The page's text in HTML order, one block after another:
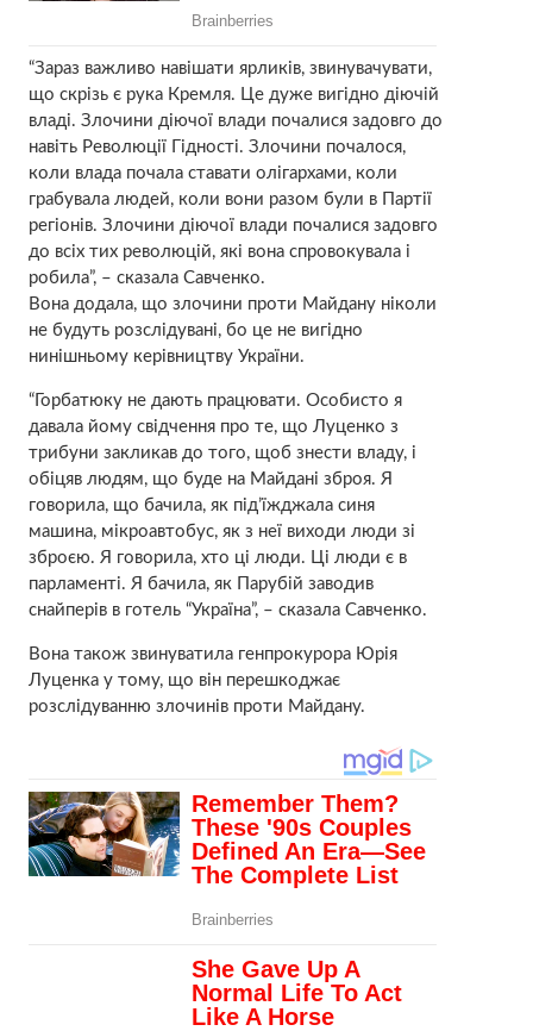
“Зараз важливо навішати ярликів, звинувачувати,
що скрізь є рука Кремля. Це дуже вигідно діючій
владі. Злочини діючої влади почалися задовго до
навіть Революції Гідності. Злочини почалося,
коли влада почала ставати олігархами, коли
грабувала людей, коли вони разом були в Партії
регіонів. Злочини діючої влади почалися задовго
до всіх тих революцій, які вона спровокувала і
робила”, – сказала Савченко.
Вона додала, що злочини проти Майдану ніколи
не будуть розслідувані, бо це не вигідно
нинішньому керівництву України.
“Горбатюку не дають працювати. Особисто я
давала йому свідчення про те, що Луценко з
трибуни закликав до того, щоб знести владу, і
обіцяв людям, що буде на Майдані зброя. Я
говорила, що бачила, як під’їжджала синя
машина, мікроавтобус, як з неї виходи люди зі
зброєю. Я говорила, хто ці люди. Ці люди є в
парламенті. Я бачила, як Парубій заводив
снайперів в готель “Україна”, – сказала Савченко.
Вона також звинуватила генпрокурора Юрія
Луценка у тому, що він перешкоджає
розслідуванню злочинів проти Майдану.